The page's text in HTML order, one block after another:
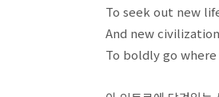
To seek out new
And new
To boldly go